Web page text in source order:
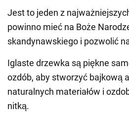
Jest to jeden z
powinno mieć na Boże
skandynawskiego i pozwolić
Iglaste drzewka są piękne
ozdób, aby stworzyć bajkową
naturalnych materiałów i
nitką.